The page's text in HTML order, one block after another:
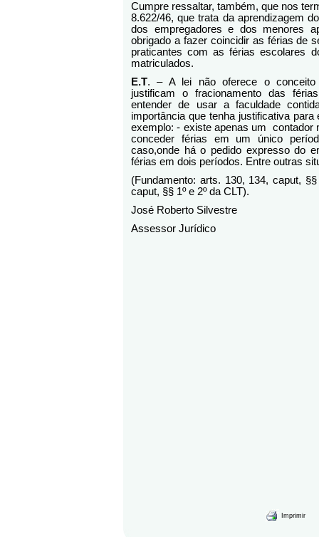
Cumpre ressaltar, também, que nos
8.622/46, que trata da aprendizagem
dos empregadores e dos menores
obrigado a fazer coincidir as férias de
praticantes com as férias escolares
matriculados.
E.T. – A lei não oferece o conceito
justificam o fracionamento das
entender de usar a faculdade
importância que tenha justificativa
exemplo: - existe apenas um
contador
conceder férias em um único
caso,onde há o pedido expresso do
férias em dois períodos. Entre outras
(Fundamento: arts. 130, 134, caput,
caput, §§ 1º e 2º da CLT).
José Roberto
Assessor Jurídico
Imprimir